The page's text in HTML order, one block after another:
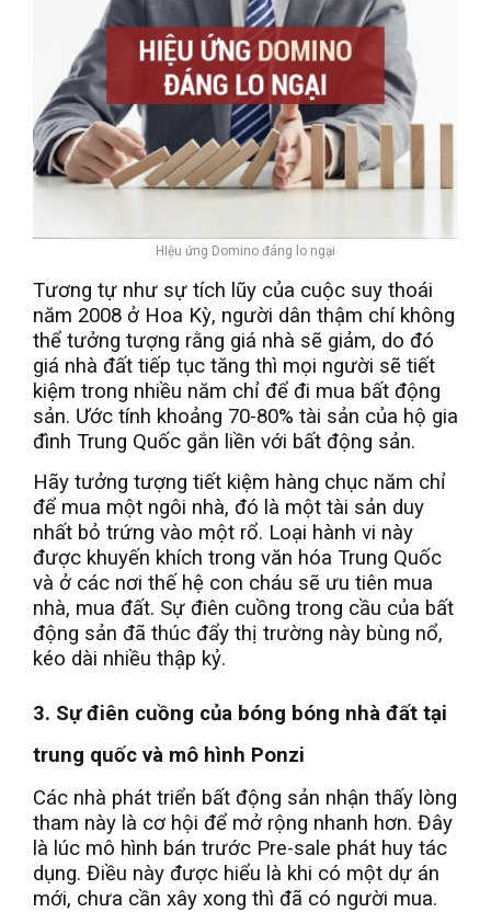
HIệu ứng Domino đáng lo ngại
Tương tự như sự tích lũy của cuộc suy thoái
năm 2008 ở Hoa Kỳ, người dân thậm chí không
thể tưởng tượng rằng giá nhà sẽ giảm, do đó
giá nhà đất tiếp tục tăng thì mọi người sẽ tiết
kiệm trong nhiều năm chỉ để đi mua bất động
sản. Ước tính khoảng 70-80% tài sản của hộ gia
đình Trung Quốc gắn liền với bất động sản.
Hãy tưởng tượng tiết kiệm hàng chục năm chỉ
để mua một ngôi nhà, đó là một tài sản duy
nhất bỏ trứng vào một rổ. Loại hành vi này
được khuyến khích trong văn hóa Trung Quốc
và ở các nơi thế hệ con cháu sẽ ưu tiên mua
nhà, mua đất. Sự điên cuồng trong cầu của bất
động sản đã thúc đẩy thị trường này bùng nổ,
kéo dài nhiều thập kỷ.
3. Sự điên cuồng của bóng bóng nhà đất tại
trung quốc và mô hình Ponzi
Các nhà phát triển bất động sản nhận thấy lòng
tham này là cơ hội để mở rộng nhanh hơn. Đây
là lúc mô hình bán trước Pre-sale phát huy tác
dụng. Điều này được hiểu là khi có một dự án
mới, chưa cần xây xong thì đã có người mua.